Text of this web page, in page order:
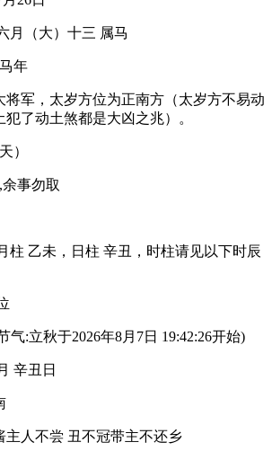
月（大）十三 属马
年
将军，太岁方位为正南方（太岁方不易动
了动土煞都是大凶之兆）。
）
事勿取
柱 乙未，日柱 辛丑，时柱请见以下时辰
气:立秋于2026年8月7日 19:42:26开始)
辛丑日
主人不尝 丑不冠带主不还乡